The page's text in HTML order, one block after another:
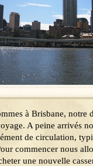
à Brisbane, notre
A peine arrivés
de circulation,
commencer nous
une nouvelle